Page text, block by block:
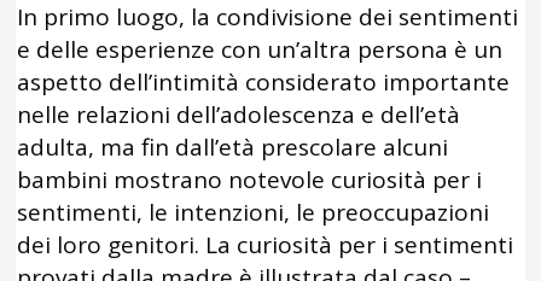
In primo luogo, la condivisione dei sentimenti
e delle esperienze con un’altra persona è un
aspetto dell’intimità considerato importante
nelle relazioni dell’adolescenza e dell’età
adulta, ma fin dall’età prescolare alcuni
bambini mostrano notevole curiosità per i
sentimenti, le intenzioni, le preoccupazioni
dei loro genitori. La curiosità per i sentimenti